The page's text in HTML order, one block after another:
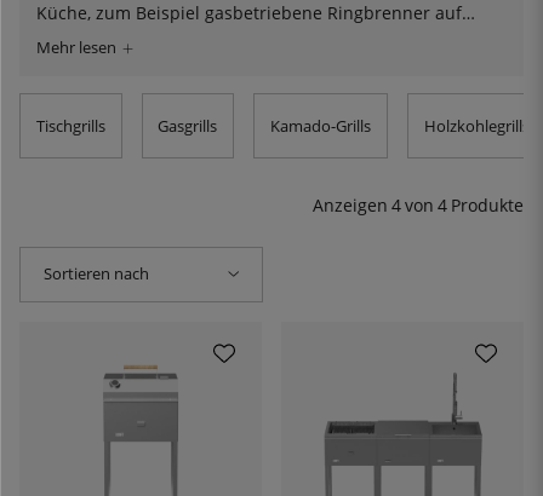
Küche, zum Beispiel gasbetriebene Ringbrenner auf
Bodenständern. Mit einer Lösung wie dieser haben Sie
problemlos große Partys ausrichten – die größten
verwendbaren Pfannengrößen sind 80 cm.
Hier finden
Sie auch Zubehör für Ihre Outdoor-Küche - darunter
Reglersets, Bodenständer, Servierbretter und kräftige
Tischgrills Gasgrills Kamado-Grills Holzkohlegrills
Anzeigen 4von 4 Produkte
Sortieren nach